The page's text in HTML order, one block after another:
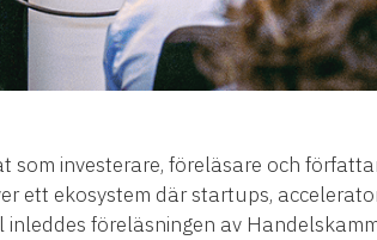
som investerare, föreläsare och
ett ekosystem där startups,
föreläsningen av